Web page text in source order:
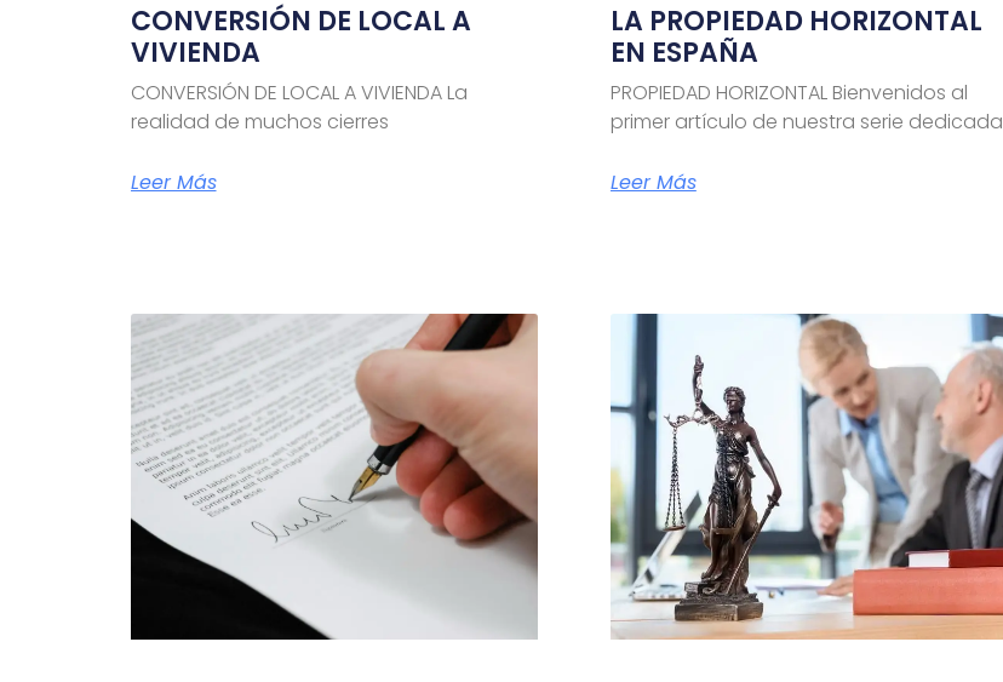
CONVERSIÓN DE LOCAL A
VIVIENDA
CONVERSIÓN DE LOCAL A VIVIENDA La
realidad de muchos cierres
Leer Más
LA PROPIEDAD HORIZONTAL
EN ESPAÑA
PROPIEDAD HORIZONTAL Bienvenidos al
primer artículo de nuestra serie dedicada
Leer Más